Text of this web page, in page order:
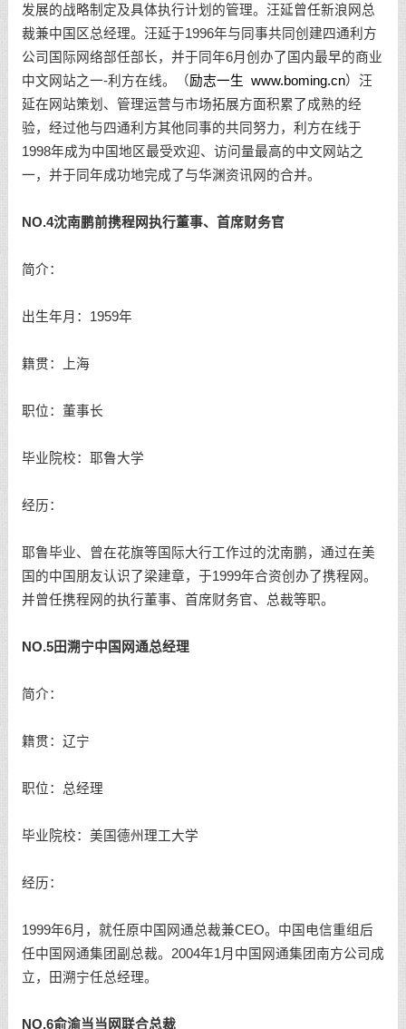
发展的战略制定及具体执行计划的管理。汪延曾任新浪网总
裁兼中国区总经理。汪延于1996年与同事共同创建四通利方
公司国际网络部任部长，并于同年6月创办了国内最早的商业
中文网站之一-利方在线。（励志一生 www.boming.cn）汪
延在网站策划、管理运营与市场拓展方面积累了成熟的经
验，经过他与四通利方其他同事的共同努力，利方在线于
1998年成为中国地区最受欢迎、访问量最高的中文网站之
一，并于同年成功地完成了与华渊资讯网的合并。
NO.4沈南鹏前携程网执行董事、首席财务官
简介：
出生年月：1959年
籍贯：上海
职位：董事长
毕业院校：耶鲁大学
经历：
耶鲁毕业、曾在花旗等国际大行工作过的沈南鹏，通过在美
国的中国朋友认识了梁建章，于1999年合资创办了携程网。
并曾任携程网的执行董事、首席财务官、总裁等职。
NO.5田溯宁中国网通总经理
简介：
籍贯：辽宁
职位：总经理
毕业院校：美国德州理工大学
经历：
1999年6月，就任原中国网通总裁兼CEO。中国电信重组后
任中国网通集团副总裁。2004年1月中国网通集团南方公司成
立，田溯宁任总经理。
NO.6俞渝当当网联合总裁